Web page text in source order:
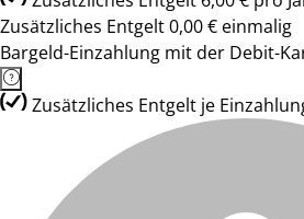
Zusätzliches Entgelt 0,00 € einmalig
Bargeld-Einzahlung mit der Debit-
Zusätzliches Entgelt je